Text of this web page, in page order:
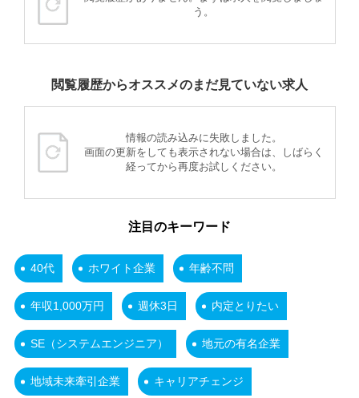
う。
閲覧履歴からオススメのまだ見ていない求人
情報の読み込みに失敗しました。
画面の更新をしても表示されない場合は、しばらく
経ってから再度お試しください。
注目のキーワード
40代 ホワイト企業 年齢不問
年収1,000万円 週休3日 内定とりたい
SE（システムエンジニア） 地元の有名企業
地域未来牽引企業 キャリアチェンジ